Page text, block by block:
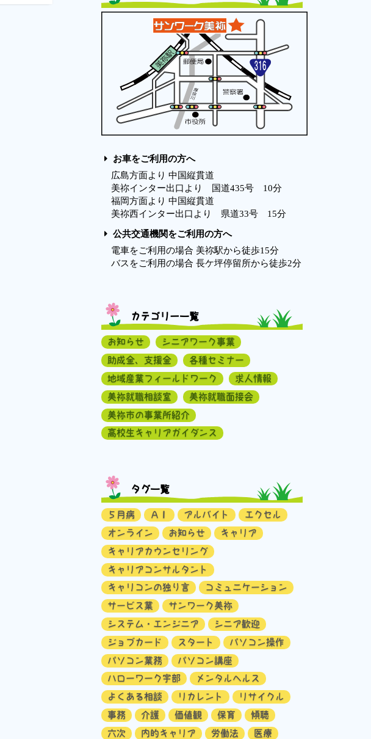
お車をご利用の方へ
広島方面より 中国縦貫道
美祢インター出口より 国道435号 10分
福岡方面より 中国縦貫道
美祢西インター出口より 県道33号 15分
公共交通機関をご利用の方へ
電車をご利用の場合 美祢駅から徒歩15分
バスをご利用の場合 長ケ坪停留所から徒歩2分
カテゴリー一覧
お知らせ
シニアワーク事業
助成金、支援金
各種セミナー
地域産業フィールドワーク
求人情報
美祢就職相談室
美祢就職面接会
美祢市の事業所紹介
高校生キャリアガイダンス
タグ一覧
５月病 ＡＩ アルバイト
エクセル
オンライン
お知らせ
キャリア
キャリアカウンセリング
キャリアコンサルタント
キャリコンの独り言
コミュニケーション
サービス業
サンワーク美祢
システム・エンジニア
シニア歓迎
ジョブカード
スタート
パソコン操作
パソコン業務
パソコン講座
ハローワーク宇部
メンタルヘルス
よくある相談
リカレント
リサイクル
事務
介護 価値観 保育
傾聴
六次
内的キャリア 労働法
医療